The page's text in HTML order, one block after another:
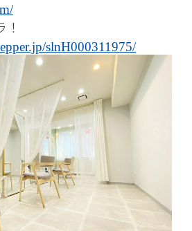
slnH000311975/